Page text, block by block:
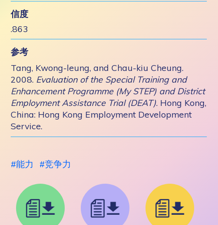
信度
.863
参考
Tang, Kwong-leung, and Chau-kiu Cheung.
2008. Evaluation of the Special Training and
Enhancement Programme (My STEP) and District
Employment Assistance Trial (DEAT). Hong Kong,
China: Hong Kong Employment Development
Service.
能力 竞争力